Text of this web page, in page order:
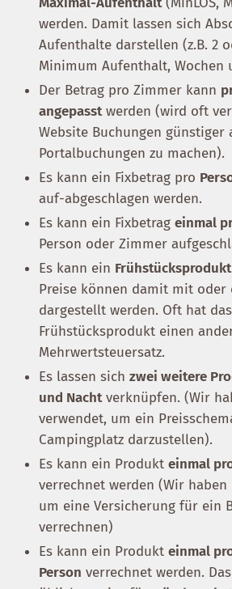
werden. Damit lassen sich
Aufenthalte darstellen (z.B. 2
Minimum Aufenthalt, Wochen
Der Betrag pro Zimmer kann
angepasstwerden (wird oft
Website Buchungen günstiger
Portalbuchungen zu machen).
Es kann ein Fixbetrag pro
auf-abgeschlagen werden.
Es kann ein Fixbetrag einmal
Person oder Zimmer
Es kann ein Frühstücksprodukt
Preise können damit mit oder
dargestellt werden. Oft hat das
Frühstücksprodukt einen
Mehrwertsteuersatz.
Es lassen sich zwei weitere
und Nachtverknüpfen. (Wir
verwendet, um ein
Campingplatz darzustellen).
Es kann ein Produkt einmal
verrechnet werden (Wir
um eine Versicherung für ein
verrechnen)
Es kann ein Produkt einmal
Person verrechnet werden.